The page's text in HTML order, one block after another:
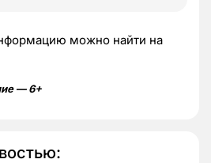
можно найти на
— 6+